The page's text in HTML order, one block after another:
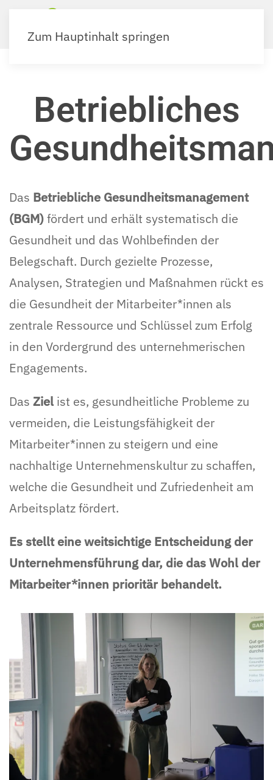
Zum Hauptinhalt springen
Betriebliches
Das Betriebliche Gesundheitsmanagement
(BGM)fördert und erhält systematisch die
Gesundheit und das Wohlbefinden der
Belegschaft. Durch gezielte Prozesse,
Analysen, Strategien und Maßnahmen rückt es
die Gesundheit der Mitarbeiter*innen als
zentrale Ressource und Schlüssel zum Erfolg
in den Vordergrund des unternehmerischen
Engagements.
Das Ziel ist es, gesundheitliche Probleme zu
vermeiden, die Leistungsfähigkeit der
Mitarbeiter*innen zu steigern und eine
nachhaltige Unternehmenskultur zu schaffen,
welche die Gesundheit und Zufriedenheit am
Arbeitsplatz fördert.
Es stellt eine weitsichtige Entscheidung der
Unternehmensführung dar, die das Wohl der
Mitarbeiter*innen prioritär behandelt.